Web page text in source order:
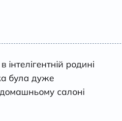
в інтелігентній родині
була дуже
салоні